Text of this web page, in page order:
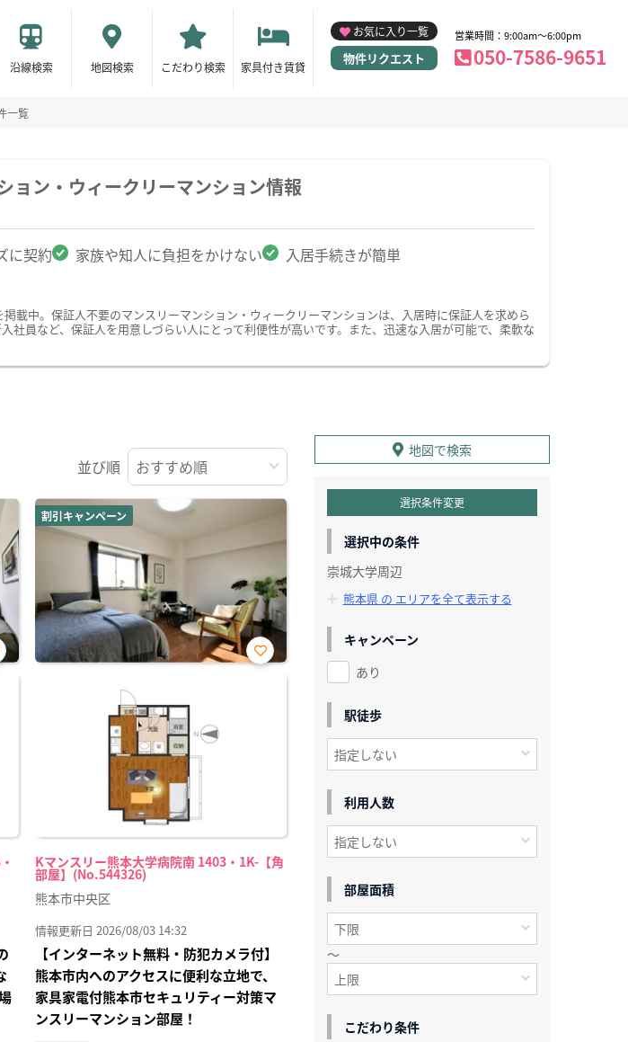
沿線検索 地図検索 こだわり検索 家具付き賃貸
お気に入り一覧
物件リクエスト
営業時間：9:00am～6:00pm
050-7586-9651
一覧
ョン・ウィークリーマンション情報
に契約 家族や知人に負担をかけない 入居手続きが簡単
載中。保証人不要のマンスリーマンション・ウィークリーマンションは、入居時に保証人を求めら
員など、保証人を用意しづらい人にとって利便性が高いです。また、迅速な入居が可能で、柔軟な
並び順
割引キャンペーン
Kマンスリー熊本大学病院南 1403・1K-【角
部屋】(No.544326)
お気
熊本市中央区
情報更新日 2026/08/03 14:32
【インターネット無料・防犯カメラ付】
熊本市内へのアクセスに便利な立地で、
家具家電付熊本市セキュリティー対策マ
ンスリーマンション部屋！
地図で検索
選択条件変更
選択中の条件
崇城大学周辺
熊本県 の エリアを全て表示する
キャンペーン
あり
駅徒歩
利用人数
部屋面積
～
こだわり条件